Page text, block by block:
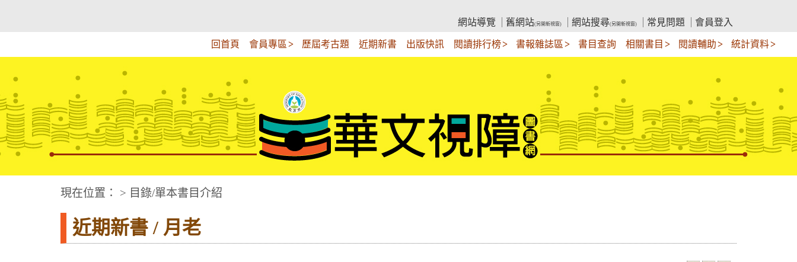
內
網站導覽
舊網站(另開新視窗) 網站搜尋(另開新視窗) 常見問題 會員登入
回首頁 會員專區 歷屆考古題 近期新書 出版快訊 閱讀排行榜 書報雜誌區 書目查詢 相關書目 閱讀輔助 統計資料
華文視障電子圖書網
現在位置： > 目錄/單本書目介紹
近期新書 / 月老